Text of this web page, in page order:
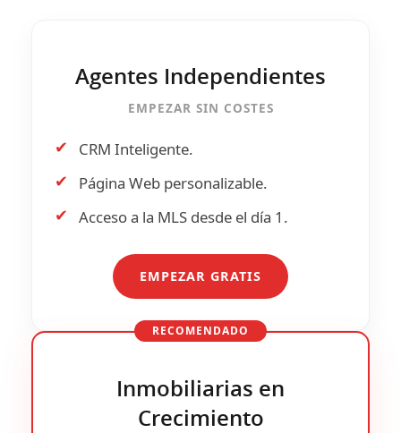
Agentes Independientes
EMPEZAR SIN COSTES
✔ CRM Inteligente.
✔ Página Web personalizable.
✔ Acceso a la MLS desde el día 1.
EMPEZAR GRATIS
RECOMENDADO
Inmobiliarias en
Crecimiento